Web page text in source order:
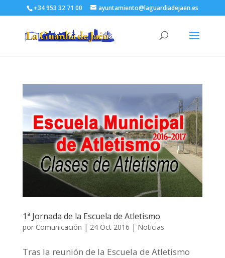
+34 953 32 71 00 ayuntamiento@laguardiadejaen.es
1ª Jornada de la Escuela de Atletismo
por Comunicación | 24 Oct 2016 | Noticias
Tras la reunión de la Escuela de Atletismo